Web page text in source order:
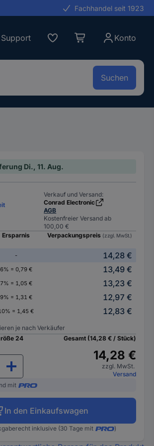
Fachhandel seit 1923
Konto
Suchen
Di., 11. Aug.
Verkauf und Versand:
Conrad Electronic
AGB
Kostenfreier Versand ab
100,00 €
Ersparnis Verpackungspreis (zzgl. MwSt.)
-
14,28 €
6% = 0,79 €
13,49 €
7% = 1,05 €
13,23 €
9% = 1,31 €
12,97 €
= 1,45 € 12,83 €
je nach Verkäufer
24
Gesamt (14,28 € / Stück)
14,28 €
zzgl. MwSt.
Versand
mit
In den Einkaufswagen
inklusive (30 Tage mit )